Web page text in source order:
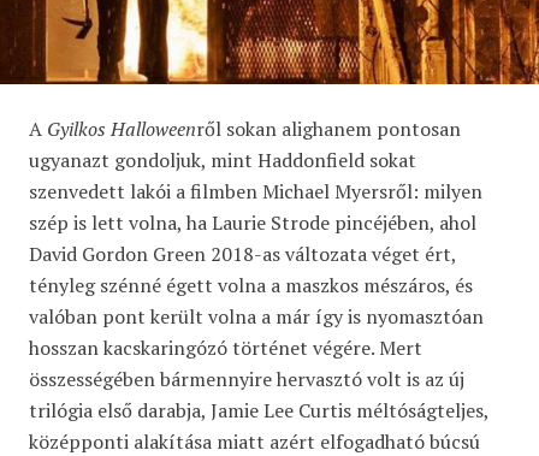
A Gyilkos Halloweenről sokan alighanem pontosan
ugyanazt gondoljuk, mint Haddonfield sokat
szenvedett lakói a filmben Michael Myersről: milyen
szép is lett volna, ha Laurie Strode pincéjében, ahol
David Gordon Green 2018-as változata véget ért,
tényleg szénné égett volna a maszkos mészáros, és
valóban pont került volna a már így is nyomasztóan
hosszan kacskaringózó történet végére. Mert
összességében bármennyire hervasztó volt is az új
trilógia első darabja, Jamie Lee Curtis méltóságteljes,
középponti alakítása miatt azért elfogadható búcsú